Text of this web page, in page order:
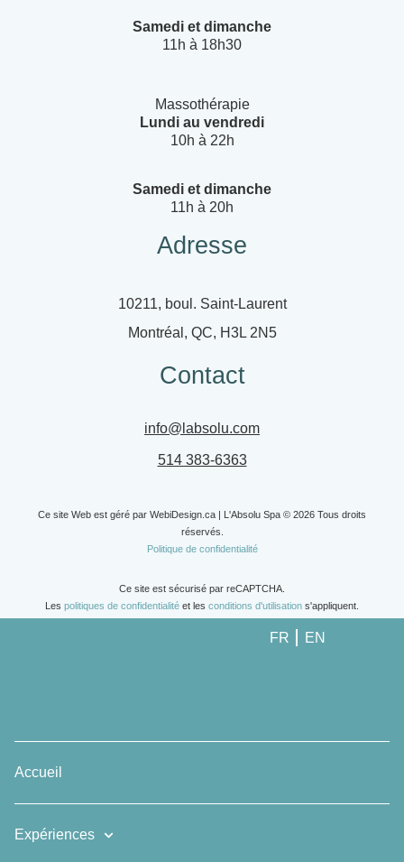
Samedi et dimanche
11h à 18h30
Massothérapie
Lundi au vendredi
10h à 22h
Samedi et dimanche
11h à 20h
Adresse
10211, boul. Saint-Laurent
Montréal, QC, H3L 2N5
Contact
info@labsolu.com
514 383-6363
Ce site Web est géré par WebiDesign.ca | L'Absolu Spa © 2026 Tous droits
réservés.
Politique de confidentialité
Ce site est sécurisé par reCAPTCHA.
Les politiques de confidentialité et les conditions d'utilisation s'appliquent.
FR EN
Accueil
Expériences